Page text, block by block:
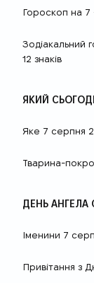
Гороскоп на 7
Зодіакальний
12 знаків
ЯКИЙ
Яке 7 серпня
Тварина-
ДЕНЬ АНГЕЛА
Іменини 7
Привітання з